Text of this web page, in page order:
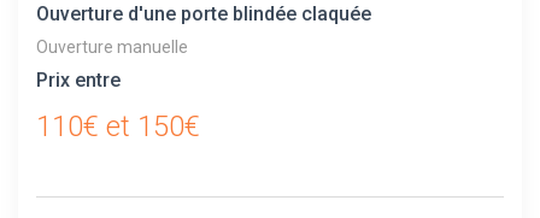
Ouverture d'une porte blindée claquée
Ouverture manuelle
Prix entre
110€ et 150€